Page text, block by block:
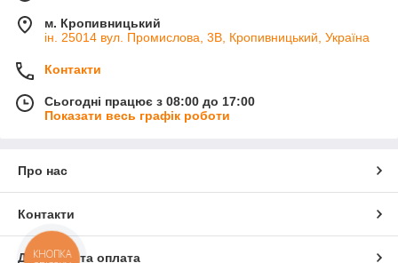
м. Кропивницький
ін. 25014 вул. Промислова, 3В, Кропивницький, Україна
Контакти
Сьогодні працює з 08:00 до 17:00
Показати весь графік роботи
Про нас
Контакти
Доставка та оплата
КНОПКА